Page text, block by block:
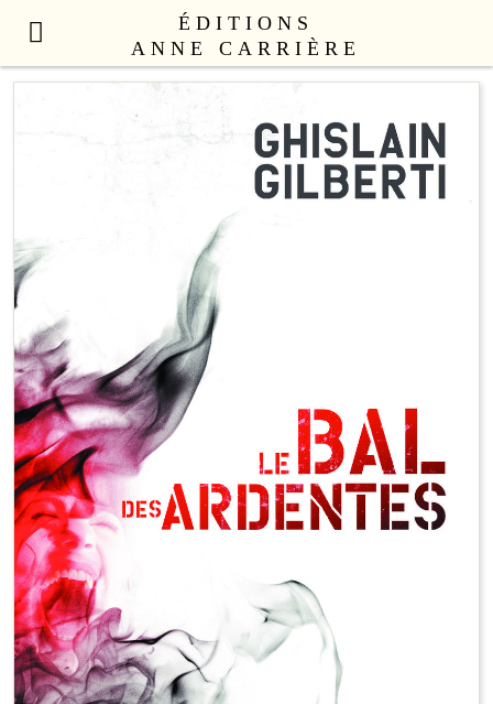
ÉDITIONS
ANNE CARRIÈRE
NOUVEAUTÉS
LITTÉRATURE FRANÇAISE
LITTÉRATURE ÉTRANGÈRE
ANNE CARRIÈRE UNIVERS
SEX APPEAL
AUTEURS
LE COLLECTIF
CONTACT
PROFESSIONNELS